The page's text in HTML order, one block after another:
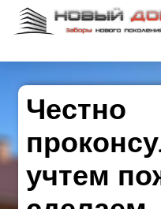
Честно
учтем